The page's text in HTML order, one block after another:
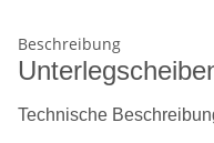
Beschreibung
Technische